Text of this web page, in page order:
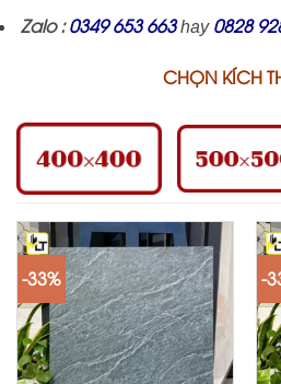
Zalo :0349 653 663hay 0828
CHỌN KÍCH
-33% -